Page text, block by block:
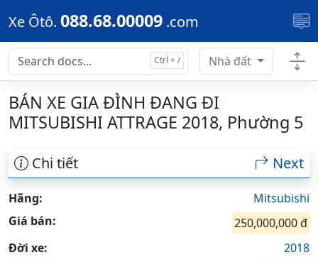
Skip to main content
Xe Ôtô. 088.68.00009 .com
Nhà đất
BÁN XE GIA ĐÌNH ĐANG ĐI
MITSUBISHI ATTRAGE 2018, Phường 5
Chi tiết Next
Hãng:
Mitsubishi
Giá bán:
250,000,000 đ
Đời xe:
2018